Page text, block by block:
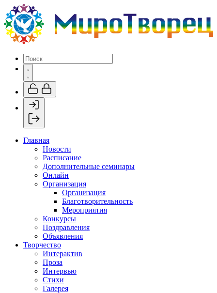
Главная
Новости
Расписание
Дополнительные семинары
Онлайн
Организация
Организация
Благотворительность
Мероприятия
Конкурсы
Поздравления
Объявления
Творчество
Интерактив
Проза
Интервью
Стихи
Галерея